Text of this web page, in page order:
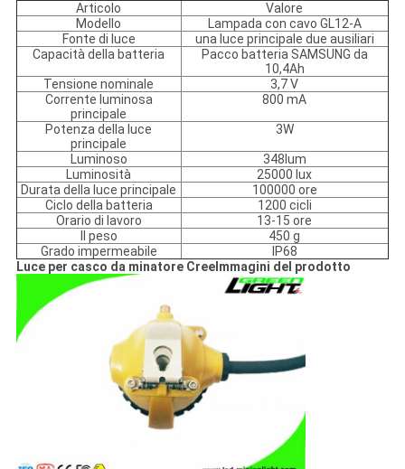
Articolo
Valore
Modello
Lampada con cavo GL12-A
Fonte di luce
una luce principale due ausiliari
Capacità della batteria
Pacco batteria SAMSUNG da
10,4Ah
Tensione nominale
3,7 V
Corrente luminosa
principale
800 mA
Potenza della luce
principale
3W
Luminoso
348lum
Luminosità
25000 lux
Durata della luce principale
100000 ore
Ciclo della batteria
1200 cicli
Orario di lavoro
13-15 ore
Il peso
450 g
Grado impermeabile
IP68
Luce per casco da minatore CreeImmagini del prodotto